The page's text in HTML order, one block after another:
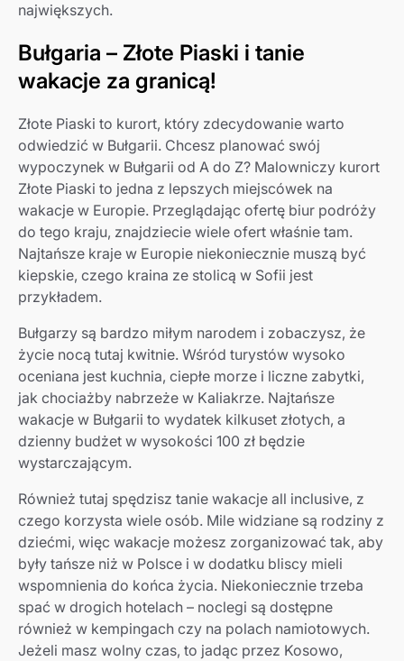
największych.
Bułgaria – Złote Piaski i tanie
wakacje za granicą!
Złote Piaski to kurort, który zdecydowanie warto
odwiedzić w Bułgarii. Chcesz planować swój
wypoczynek w Bułgarii od A do Z? Malowniczy kurort
Złote Piaski to jedna z lepszych miejscówek na
wakacje w Europie. Przeglądając ofertę biur podróży
do tego kraju, znajdziecie wiele ofert właśnie tam.
Najtańsze kraje w Europie niekoniecznie muszą być
kiepskie, czego kraina ze stolicą w Sofii jest
przykładem.
Bułgarzy są bardzo miłym narodem i zobaczysz, że
życie nocą tutaj kwitnie. Wśród turystów wysoko
oceniana jest kuchnia, ciepłe morze i liczne zabytki,
jak chociażby nabrzeże w Kaliakrze. Najtańsze
wakacje w Bułgarii to wydatek kilkuset złotych, a
dzienny budżet w wysokości 100 zł będzie
wystarczającym.
Również tutaj spędzisz tanie wakacje all inclusive, z
czego korzysta wiele osób. Mile widziane są rodziny z
dziećmi, więc wakacje możesz zorganizować tak, aby
były tańsze niż w Polsce i w dodatku bliscy mieli
wspomnienia do końca życia. Niekoniecznie trzeba
spać w drogich hotelach – noclegi są dostępne
również w kempingach czy na polach namiotowych.
Jeżeli masz wolny czas, to jadąc przez Kosowo,